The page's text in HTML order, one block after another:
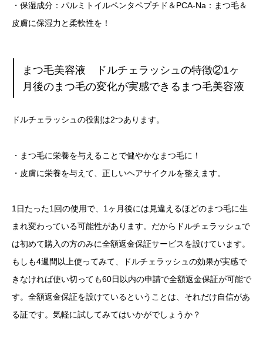
・保湿成分：パルミトイルペンタペプチド＆PCA-Na：まつ毛＆
皮膚に保湿力と柔軟性を！
まつ毛美容液 ドルチェラッシュの特徴②1ヶ
月後のまつ毛の変化が実感できるまつ毛美容液
ドルチェラッシュの役割は2つあります。
・まつ毛に栄養を与えることで健やかなまつ毛に！
・皮膚に栄養を与えて、正しいヘアサイクルを整えます。
1日たった1回の使用で、1ヶ月後には見違えるほどのまつ毛に生
まれ変わっている可能性があります。だからドルチェラッシュで
は初めて購入の方のみに全額返金保証サービスを設けています。
もしも4週間以上使ってみて、ドルチェラッシュの効果が実感で
きなければ使い切っても60日以内の申請で全額返金保証が可能で
す。全額返金保証を設けているということは、それだけ自信があ
る証です。気軽に試してみてはいかがでしょうか？